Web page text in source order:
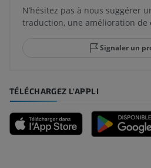
N’hésitez pas à nous suggérer
traduction, une amélioration de
Signaler un
TÉLÉCHARGEZ L'APPLI